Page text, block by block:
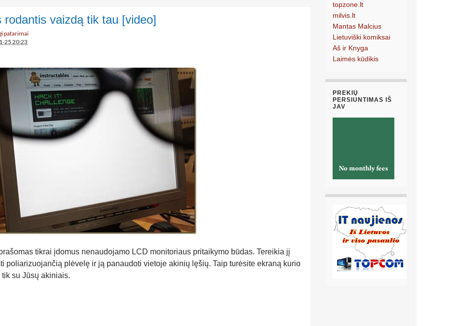
rodantis vaizdą tik tau [video]
patarimai
25 20:23
tikrai įdomus nenaudojamo LCD monitoriaus pritaikymo būdas. Tereikia jį
poliarizuojančią plėvelę ir ją panaudoti vietoje akinių lęšių. Taip turėsite ekraną kurio
su Jūsų akiniais.
topzone.lt
milvis.lt
Mantas Malcius
Lietuviški komiksai
Aš ir Knyga
Laimės kūdikis
PREKIŲ
PERSIUNTIMAS IŠ
JAV